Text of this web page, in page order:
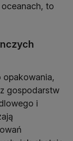
to
opakowania,
gospodarstw
i